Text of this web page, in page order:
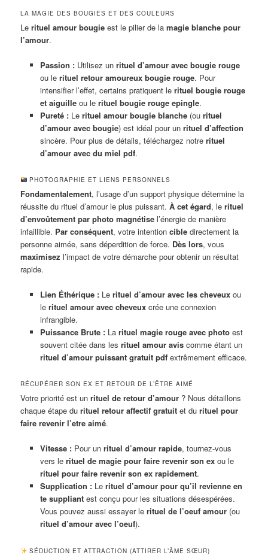
LA MAGIE DES BOUGIES ET DES COULEURS
Lerituel amour bougie est le pilier de lamagie blanche pour
l’amour.
Passion :Utilisez un rituel d’amour avec bougie rouge
ou le rituel retour amoureux bougie rouge. Pour
intensifier l’effet, certains pratiquent le rituel bougie rouge
et aiguilleou le rituel bougie rouge epingle.
Pureté :Le rituel amour bougie blanche(ou rituel
d’amour avec bougie) est idéal pour un rituel d’affection
sincère. Pour plus de détails, téléchargez notre rituel
d’amour avec du miel pdf.
PHOTOGRAPHIE ET LIENS PERSONNELS
Fondamentalement, l’usage d’un support physique détermine la
réussite du rituel d’amour le plus puissant.À cet égard, lerituel
d’envoûtement par photo magnétise l’énergie de manière
infaillible. Par conséquent, votre intentioncible directement la
personne aimée, sans déperdition de force. Dès lors, vous
maximisez l’impact de votre démarche pour obtenir un résultat
rapide.
Lien Éthérique :Le rituel d’amour avec les cheveuxou
le rituel amour avec cheveuxcrée une connexion
infrangible.
Puissance Brute :La rituel magie rouge avec photoest
souvent citée dans les rituel amour aviscomme étant un
rituel d’amour puissant gratuit pdfextrêmement efficace.
RÉCUPÉRER SON EX ET RETOUR DE L’ÊTRE AIMÉ
Votre priorité est unrituel de retour d’amour ? Nous détaillons
chaque étape durituel retour affectif gratuit et durituel pour
faire revenir l’etre aimé.
Vitesse :Pour un rituel d’amour rapide, tournez-vous
vers le rituel de magie pour faire revenir son exou le
rituel pour faire revenir son ex rapidement.
Supplication :Le rituel d’amour pour qu’il revienne en
te suppliantest conçu pour les situations désespérées.
Vous pouvez aussi essayer le rituel de l’oeuf amour(ou
rituel d’amour avec l’oeuf).
SÉDUCTION ET ATTRACTION (ATTIRER L’ÂME SŒUR)